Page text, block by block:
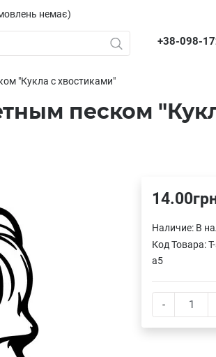
немає)
+38-098-
"Кукла с хвостиками"
песком
Наличие: В
Код Товара:
a5
-